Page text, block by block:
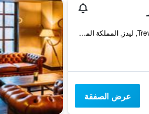
4 Trevelyan Square Boar Lane, ليدز, المملكة المتحدة
عرض الصفقة